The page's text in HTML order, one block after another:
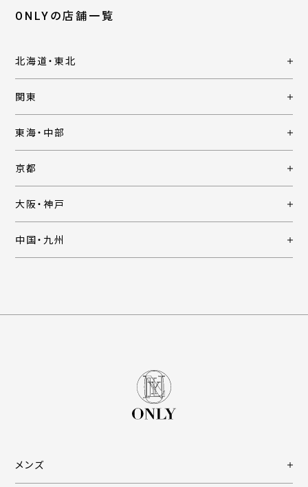
ONLYの店舗一覧
北海道・東北
関東
東海・中部
京都
大阪・神戸
中国・九州
メンズ